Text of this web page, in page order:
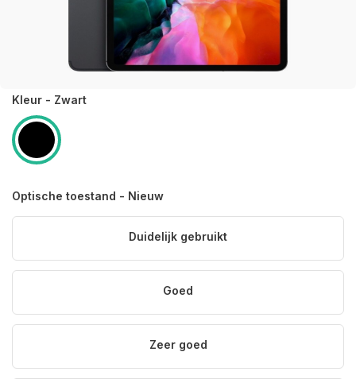
Kleur - Zwart
Optische toestand - Nieuw
Duidelijk gebruikt
Goed
Zeer goed